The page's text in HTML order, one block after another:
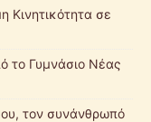
Κινητικότητα σε
το Γυμνάσιο Νέας
τον συνάνθρωπό